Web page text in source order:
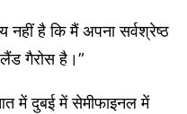
है कि मैं अपना सर्वश्रेष्ठ
गैरोस है।”
में दुबई में सेमीफाइनल में